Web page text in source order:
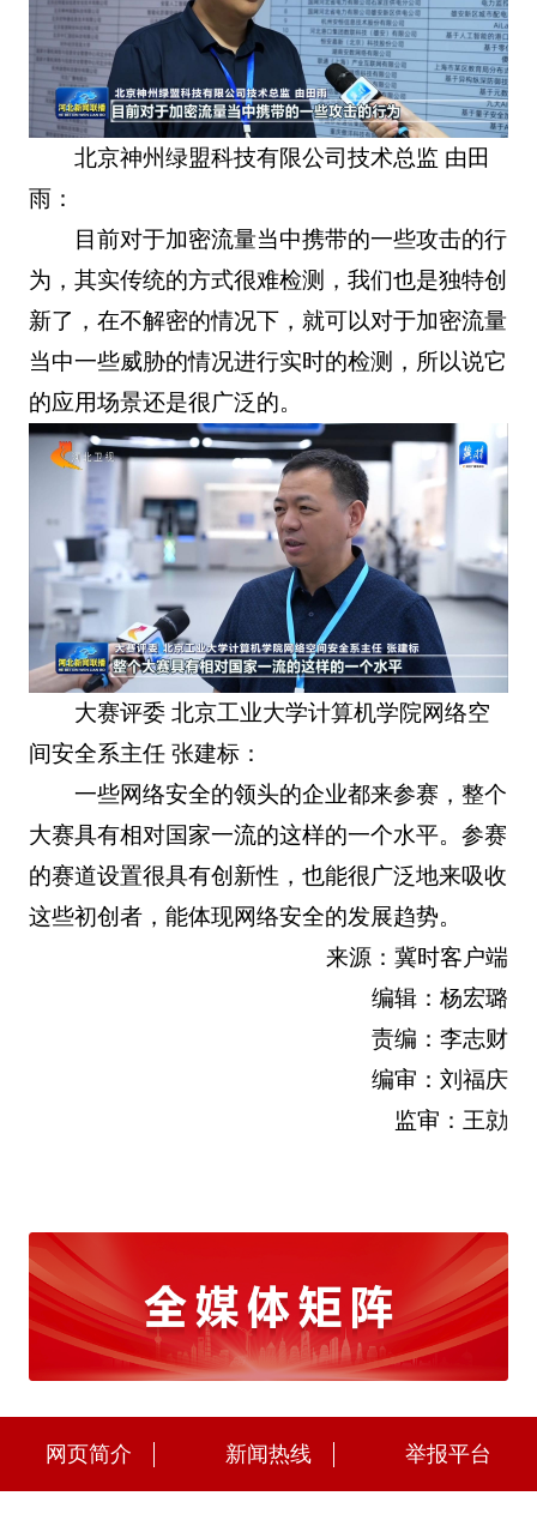
北京神州绿盟科技有限公司技术总监 由田
雨：
目前对于加密流量当中携带的一些攻击的行
为，其实传统的方式很难检测，我们也是独特创
新了，在不解密的情况下，就可以对于加密流量
当中一些威胁的情况进行实时的检测，所以说它
的应用场景还是很广泛的。
大赛评委 北京工业大学计算机学院网络空
间安全系主任 张建标：
一些网络安全的领头的企业都来参赛，整个
大赛具有相对国家一流的这样的一个水平。参赛
的赛道设置很具有创新性，也能很广泛地来吸收
这些初创者，能体现网络安全的发展趋势。
来源：冀时客户端
编辑：杨宏璐
责编：李志财
编审：刘福庆
监审：王勍
网页简介 新闻热线 举报平台